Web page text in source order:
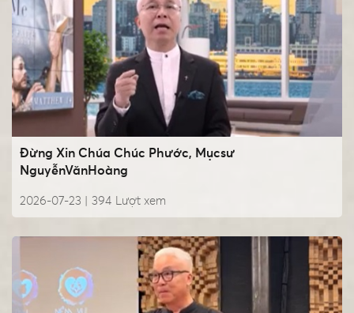
Đừng Xin Chúa Chúc Phước, Mụcsư
NguyễnVănHoàng
2026-07-23 | Lượt xem
394